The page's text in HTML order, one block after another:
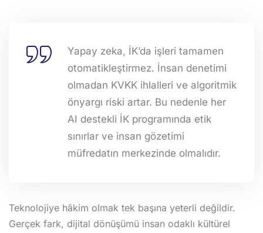
Yapay zeka, İK’da işleri tamamen
otomatikleştirmez. İnsan denetimi
olmadan KVKK ihlalleri ve algoritmik
önyargı riski artar. Bu nedenle her
AI destekli İK programında etik
sınırlar ve insan gözetimi
müfredatın merkezinde olmalıdır.
Teknolojiye hâkim olmak tek başına yeterli değildir.
Gerçek fark, dijital dönüşümü insan odaklı kültürel